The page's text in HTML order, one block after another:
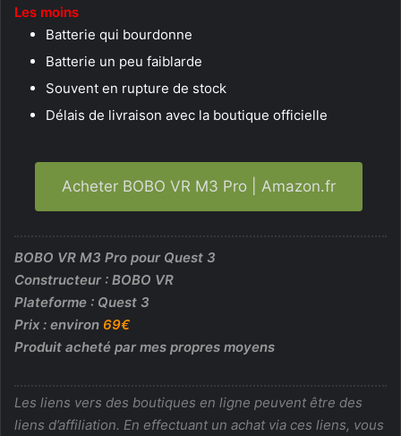
Les moins
Batterie qui bourdonne
Batterie un peu faiblarde
Souvent en rupture de stock
Délais de livraison avec la boutique officielle
Acheter BOBO VR M3 Pro | Amazon.fr
BOBO VR M3 Pro pour Quest 3
Constructeur : BOBO VR
Plateforme : Quest 3
Prix : environ 69€
Produit acheté par mes propres moyens
Les liens vers des boutiques en ligne peuvent être des
liens d’affiliation. En effectuant un achat via ces liens, vous